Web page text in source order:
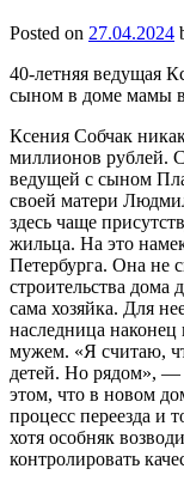
Posted on 27.04.2024
40-летняя ведущая
сыном в доме мамы
Ксения Собчак
миллионов рублей.
ведущей с сыном
своей матери
здесь чаще
жильца. На это
Петербурга. Она не
строительства
сама хозяйка. Для
наследница наконец
мужем. «Я считаю,
детей. Но рядом», —
этом, что в новом
процесс переезда и
хотя особняк
контролировать